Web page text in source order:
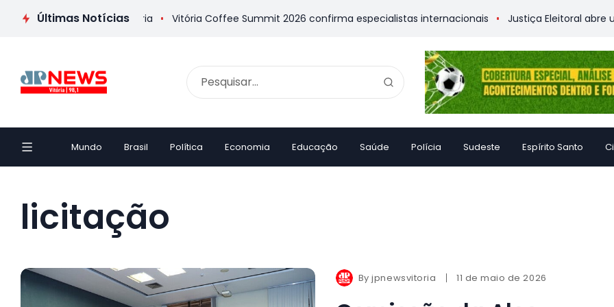
Últimas Notícias
inaugura Casa da Memória Vitória Coffee Summit 2026 confirma especialistas internacionais Justiça Eleitoral abre
Mundo Brasil Política Economia Educação Saúde Polícia Sudeste Espírito Santo
licitação
Byjpnewsvitoria 11 de maio de 2026